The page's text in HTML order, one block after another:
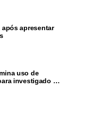
apresentar
uso de
investigado por